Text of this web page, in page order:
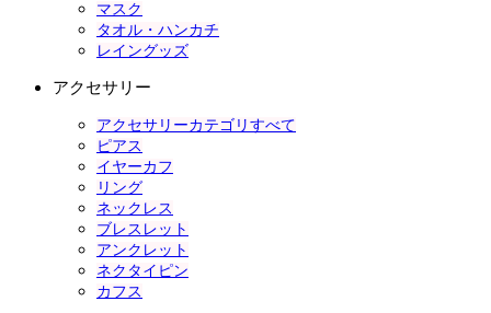
マスク
タオル・ハンカチ
レイングッズ
アクセサリー
アクセサリーカテゴリすべて
ピアス
イヤーカフ
リング
ネックレス
ブレスレット
アンクレット
ネクタイピン
カフス